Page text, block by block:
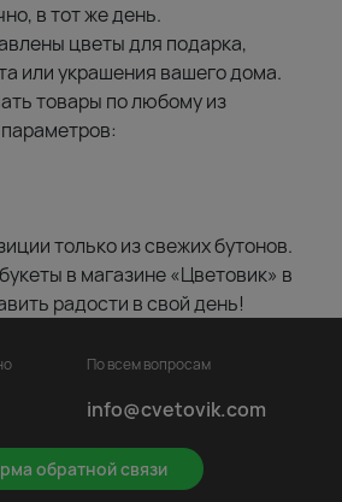
в тот же день.
цветы для подарка,
или украшения вашего дома.
товары по любому из
только из свежих бутонов.
в магазине «Цветовик» в
радости в свой день!
обратной связи
По всем вопросам
info@cvetovik.com